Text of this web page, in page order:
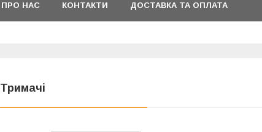
ПРО НАС КОНТАКТИ ДОСТАВКА ТА ОПЛАТА
Тримачі